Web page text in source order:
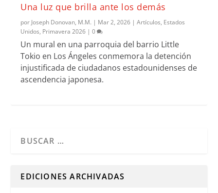
Una luz que brilla ante los demás
por Joseph Donovan, M.M. | Mar 2, 2026 |Artículos, Estados
Unidos, Primavera 2026 |0
Un mural en una parroquia del barrio Little
Tokio en Los Ángeles conmemora la detención
injustificada de ciudadanos estadounidenses de
ascendencia japonesa.
EDICIONES ARCHIVADAS